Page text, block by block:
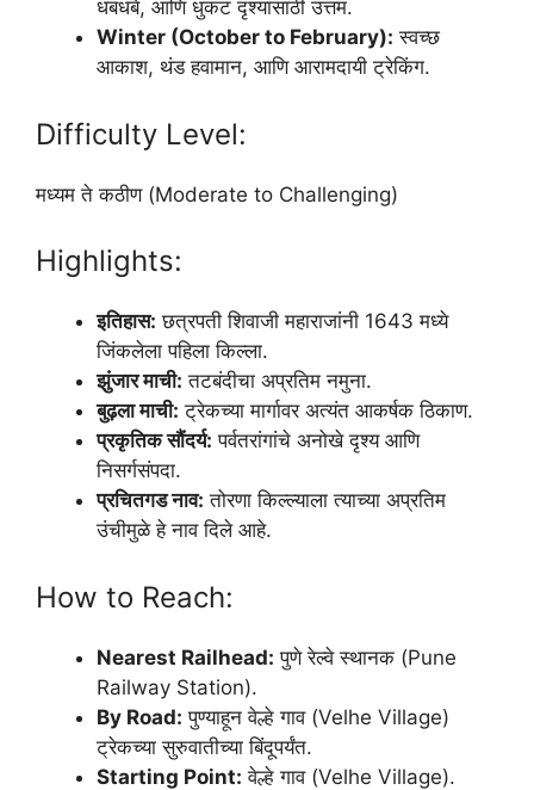
धबधबे, आणि धुकट दृश्यांसाठी उत्तम.
Winter (October to February): स्वच्छ
आकाश, थंड हवामान, आणि आरामदायी ट्रेकिंग.
Difficulty Level:
मध्यम ते कठीण (Moderate to Challenging)
Highlights:
इतिहास: छत्रपती शिवाजी महाराजांनी 1643 मध्ये
जिंकलेला पहिला किल्ला.
झुंजार माची: तटबंदीचा अप्रतिम नमुना.
बुढ़ला माची: ट्रेकच्या मार्गावर अत्यंत आकर्षक ठिकाण.
प्रकृतिक सौंदर्य: पर्वतरांगांचे अनोखे दृश्य आणि
निसर्गसंपदा.
प्रचितगड नाव: तोरणा किल्ल्याला त्याच्या अप्रतिम
उंचीमुळे हे नाव दिले आहे.
How to Reach:
Nearest Railhead: पुणे रेल्वे स्थानक (Pune
Railway Station).
By Road: पुण्याहून वेल्हे गाव (Velhe Village)
ट्रेकच्या सुरुवातीच्या बिंदूपर्यंत.
Starting Point: वेल्हे गाव (Velhe Village).